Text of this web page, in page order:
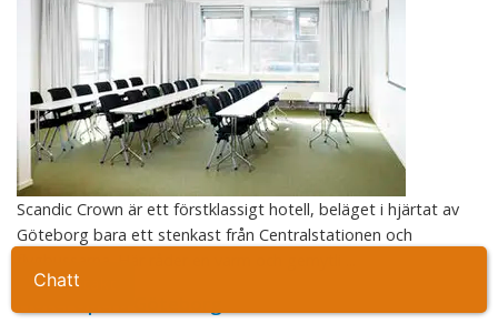
Ta kontakt
Scandic Crown är ett förstklassigt hotell, beläget i hjärtat av
Göteborg bara ett stenkast från Centralstationen och